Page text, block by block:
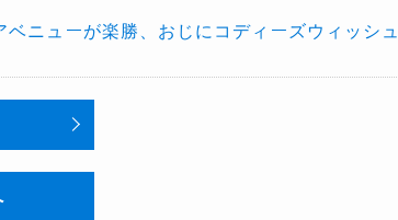
ニューが楽勝、おじにコディーズウィッシュ